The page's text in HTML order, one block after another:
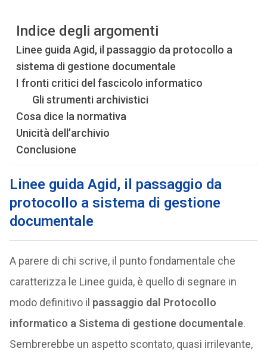
Indice degli argomenti
Linee guida Agid, il passaggio da protocollo a
sistema di gestione documentale
I fronti critici del fascicolo informatico
Gli strumenti archivistici
Cosa dice la normativa
Unicità dell’archivio
Conclusione
Linee guida Agid, il passaggio da
protocollo a sistema di gestione
documentale
A parere di chi scrive, il punto fondamentale che
caratterizza le Linee guida, è quello di segnare in
modo definitivo il passaggio dal Protocollo
informatico a Sistema di gestione documentale.
Sembrerebbe un aspetto scontato, quasi irrilevante,